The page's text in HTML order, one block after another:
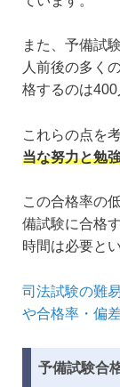
また、予備試
人前後の多く
格するのは400
これらの点を
当な努力と勉
この合格率の
備試験に合格
時間は必要と
司法試験の難
や合格率・偏
予備試験合